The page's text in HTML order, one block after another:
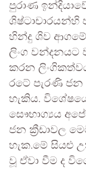
පුරාණ
ශිෂ්ටාචාරයන්හි
හින්දු ශිව ආගමේ
ලිංග වන්දනයට
කරන
රටේ පැරණි ජන
හැකිය.
සෞභාග්‍යය
ජන ක්‍රීඩාවල
හැක.මේ සියළු
වූ ඒවා වීම ද